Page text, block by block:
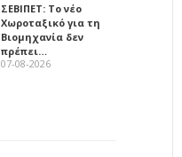
ΣΕΒΙΠΕΤ: Το νέο
Χωροταξικό για τη
Βιομηχανία δεν
πρέπει…
07-08-2026